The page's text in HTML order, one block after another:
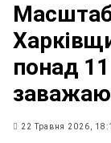
понад 11
22 Травня 2026,